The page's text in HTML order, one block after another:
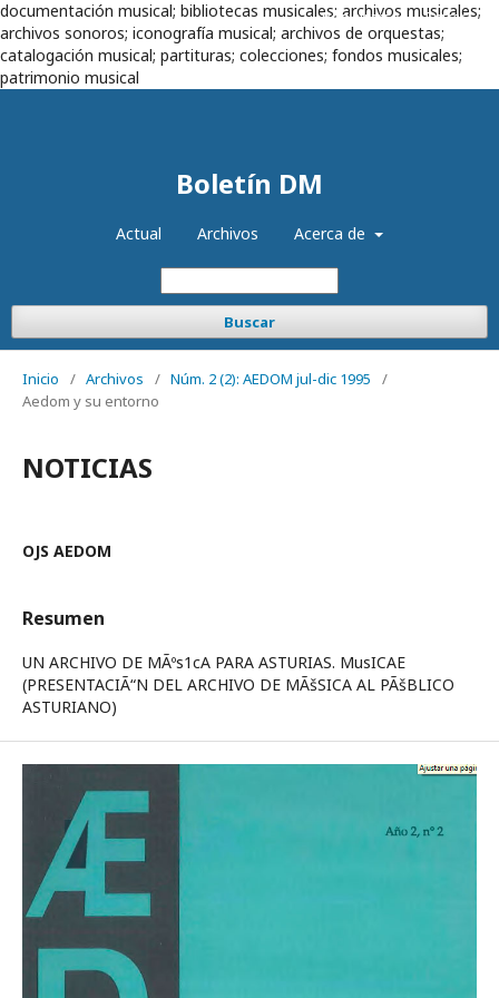
documentación musical; bibliotecas musicales; archivos musicales;
archivos sonoros; iconografía musical; archivos de orquestas;
catalogación musical; partituras; colecciones; fondos musicales;
patrimonio musical
Boletín DM
Actual Archivos Acerca de
Buscar
Registrarse Entrar
Inicio / Archivos / Núm. 2 (2): AEDOM jul-dic 1995
/
Aedom y su entorno
NOTICIAS
OJS AEDOM
Resumen
UN ARCHIVO DE MÃºs1cA PARA ASTURIAS. MusICAE
(PRESENTACIÃ“N DEL ARCHIVO DE MÃšSICA AL PÃšBLICO
ASTURIANO)